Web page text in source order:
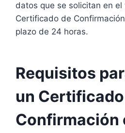
datos que se solicitan en el
Certificado de
plazo de 24 horas.
Requisitos
un
Confirmación